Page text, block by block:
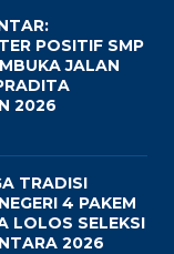
POSITIF SMP
JALAN
2026
TRADISI
4 PAKEM
LOLOS SELEKSI
2026